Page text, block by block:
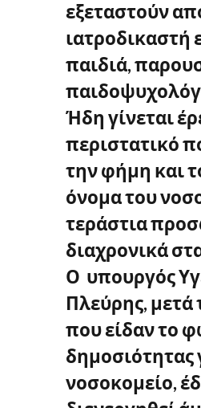
εξεταστούν
ιατροδικαστή
παιδιά,
Ήδη γίνεται
περιστατικό
την φήμη και
όνομα του
τεράστια
διαχρονικά
Ο υπουργός
Πλεύρης, μετά
που είδαν το
δημοσιότητας
νοσοκομείο,